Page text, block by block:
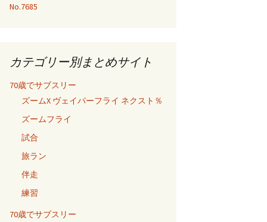
No.7685
カテゴリー別まとめサイト
70歳でサブスリー
ズームX ヴェイパーフライ ネクスト％
ズームフライ
試合
旅ラン
伴走
練習
70歳でサブスリー